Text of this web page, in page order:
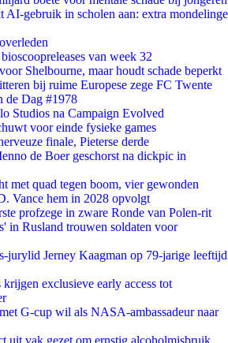
AI-gebruik in scholen aan: extra mondelinge
van week 32
Shelbourne, maar houdt schade beperkt
bij ruime Europese zege FC Twente
de Dag #1978
Studios na Campaign Evolved
voor einde fysieke games
finale, Pieterse derde
de Boer geschorst na dickpic in
met quad tegen boom, vier gewonden
Vance hem in 2028 opvolgt
profzege in zware Ronde van Polen-rit
in Rusland trouwen soldaten voor
jurylid Jerney Kaagman op 79-jarige leeftijd
exclusieve early access tot
G-cup wil als NASA-ambassadeur naar
uit vak gezet om ernstig alcoholmisbruik